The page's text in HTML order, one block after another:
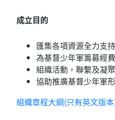
成立目的
匯集各項資源全力支
為基督少年軍籌募經費
組織活動，聯繫及凝
協助推廣基督少年軍
組織章程大綱(只有英文版